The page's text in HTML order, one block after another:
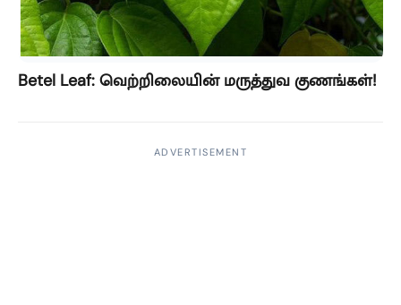
Betel Leaf: வெற்றிலையின் மருத்துவ குணங்கள்!
ADVERTISEMENT